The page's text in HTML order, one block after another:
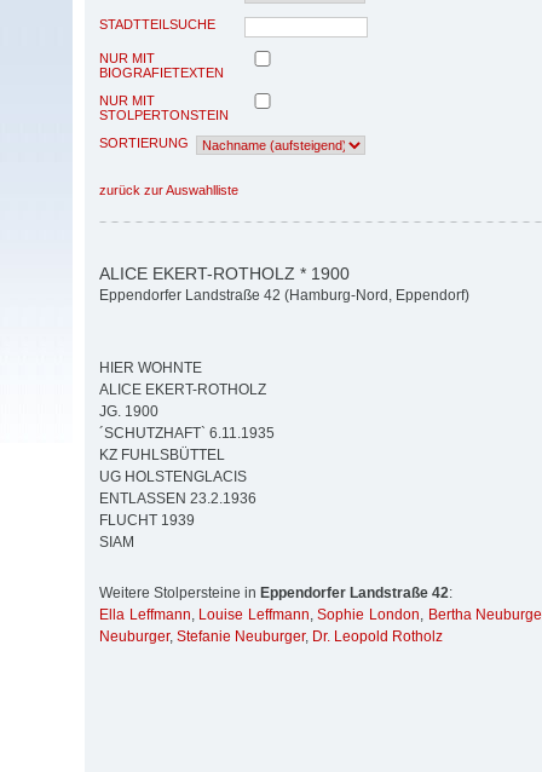
STADTTEILSUCHE
NUR MIT
BIOGRAFIETEXTEN
NUR MIT
STOLPERTONSTEIN
SORTIERUNG
zurück zur Auswahlliste
ALICE EKERT-ROTHOLZ * 1900
Eppendorfer Landstraße 42 (Hamburg-Nord, Eppendorf)
HIER WOHNTE
ALICE EKERT-ROTHOLZ
JG. 1900
´SCHUTZHAFT` 6.11.1935
KZ FUHLSBÜTTEL
UG HOLSTENGLACIS
ENTLASSEN 23.2.1936
FLUCHT 1939
SIAM
Weitere Stolpersteine in Eppendorfer Landstraße 42:
Ella Leffmann, Louise Leffmann,Sophie London, Bertha
Neuburger, Stefanie Neuburger, Dr. Leopold Rotholz